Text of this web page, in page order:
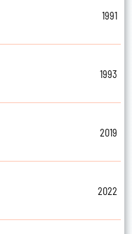
1991
1993
2019
2022